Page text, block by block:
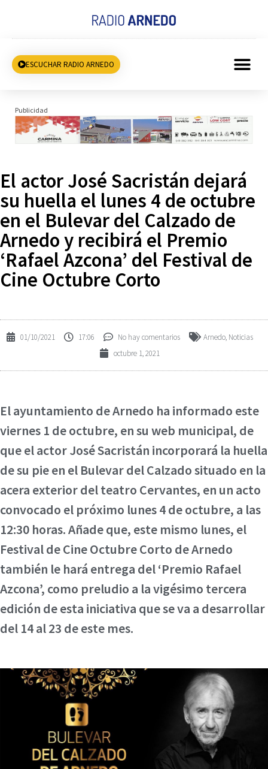
ESCUCHAR RADIO ARNEDO
Publicidad
El actor José Sacristán dejará
su huella el lunes 4 de octubre
en el Bulevar del Calzado de
Arnedo y recibirá el Premio
‘Rafael Azcona’ del Festival de
Cine Octubre Corto
01/10/2021 17:06 No hay comentarios Arnedo, Noticias
octubre 1, 2021
El ayuntamiento de Arnedo ha informado este
viernes 1 de octubre, en su web municipal, de
que el actor José Sacristán incorporará la huella
de su pie en el Bulevar del Calzado situado en la
acera exterior del teatro Cervantes, en un acto
convocado el próximo lunes 4 de octubre, a las
12:30 horas. Añade que, este mismo lunes, el
Festival de Cine Octubre Corto de Arnedo
también le hará entrega del ‘Premio Rafael
Azcona’, como preludio a la vigésimo tercera
edición de esta iniciativa que se va a desarrollar
del 14 al 23 de este mes.